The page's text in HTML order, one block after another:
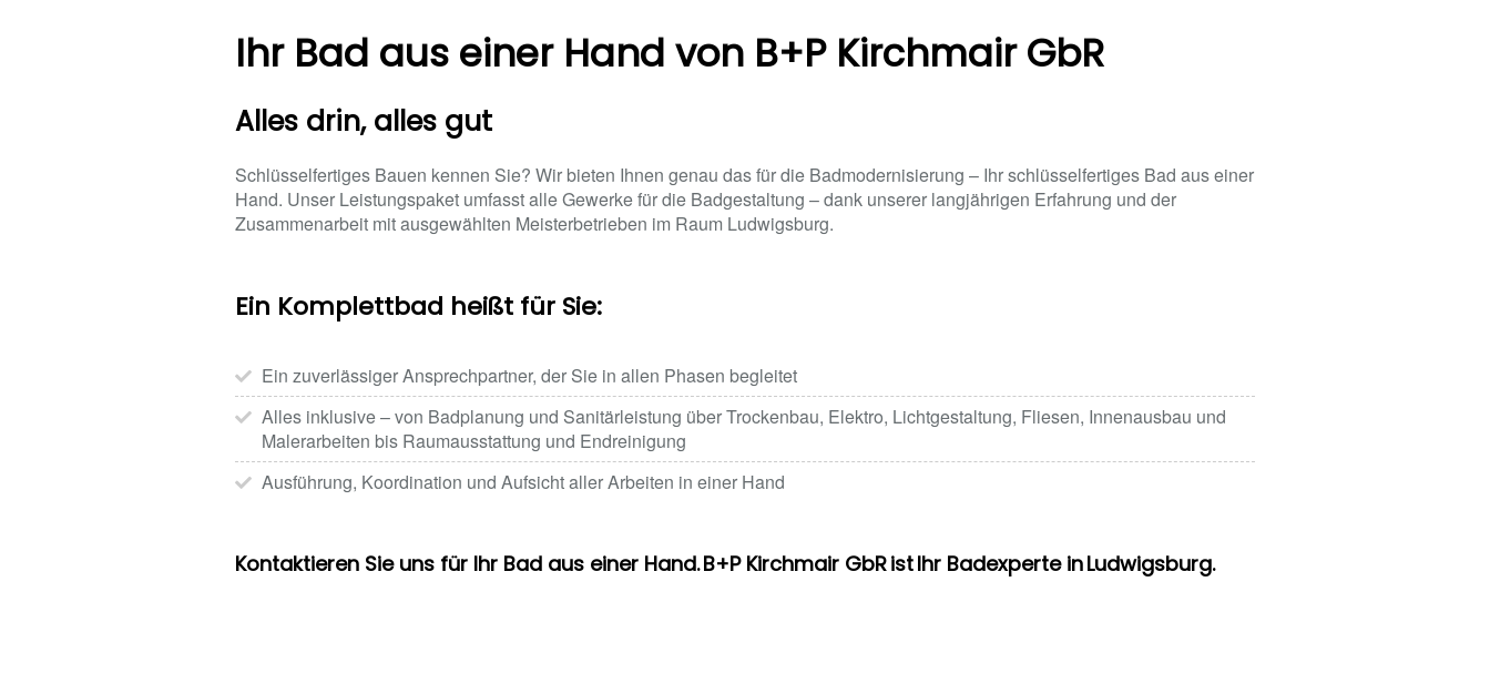
Ihr Bad aus einer Hand​ von B+P Kirchmair GbR
Alles drin, alles gut
Schlüsselfertiges Bauen kennen Sie? Wir bieten Ihnen genau das für die Badmodernisierung – Ihr schlüsselfertiges Bad aus einer
Hand. Unser Leistungspaket umfasst alle Gewerke für die Badgestaltung – dank unserer langjährigen Erfahrung und der
Zusammenarbeit mit ausgewählten Meisterbetrieben im Raum Ludwigsburg.
Ein Komplettbad heißt für Sie:
Ein zuverlässiger Ansprechpartner, der Sie in allen Phasen begleitet
Alles inklusive – von Badplanung und Sanitärleistung über Trockenbau, Elektro, Lichtgestaltung, Fliesen, Innenausbau und
Malerarbeiten bis Raumausstattung und Endreinigung
Ausführung, Koordination und Aufsicht aller Arbeiten in einer Hand
Kontaktieren Sie uns für Ihr Bad aus einer Hand. B+P Kirchmair GbR ist Ihr Badexperte in Ludwigsburg.